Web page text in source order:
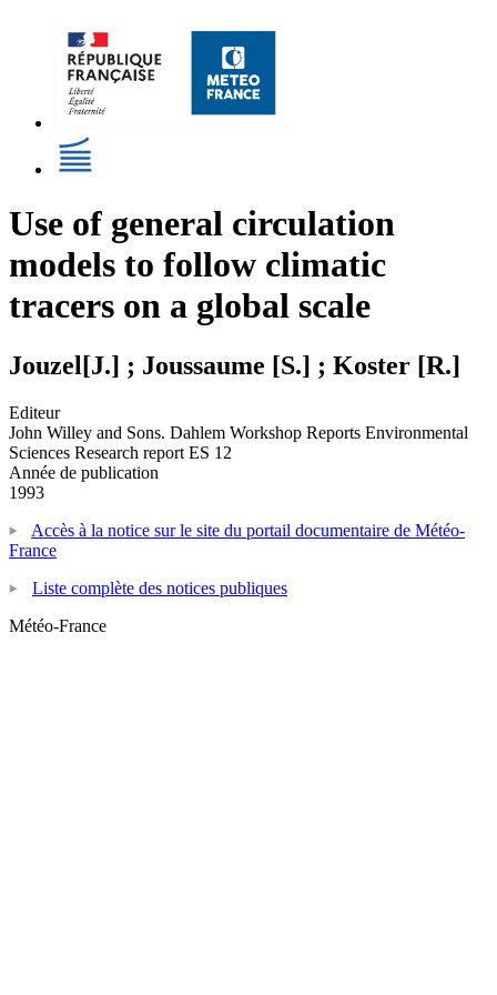
Use of general circulation
models to follow climatic
tracers on a global scale
Jouzel[J.] ; Joussaume [S.] ; Koster [R.]
Editeur
John Willey and Sons. Dahlem Workshop Reports Environmental
Sciences Research report ES 12
Année de publication
1993
Accès à la notice sur le site du portail documentaire de Météo-
France
Liste complète des notices publiques
Météo-France